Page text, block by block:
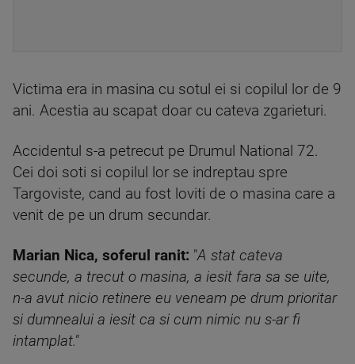
Victima era in masina cu sotul ei si copilul lor de 9
ani. Acestia au scapat doar cu cateva zgarieturi.
Accidentul s-a petrecut pe Drumul National 72.
Cei doi soti si copilul lor se indreptau spre
Targoviste, cand au fost loviti de o masina care a
venit de pe un drum secundar.
Marian Nica, soferul ranit: "A stat cateva
secunde, a trecut o masina, a iesit fara sa se uite,
n-a avut nicio retinere eu veneam pe drum prioritar
si dumnealui a iesit ca si cum nimic nu s-ar fi
intamplat."